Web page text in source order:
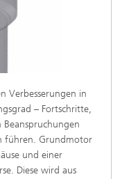
Verbesserungen in
– Fortschritte,
führen. Grundmotor
und einer
Diese wird aus